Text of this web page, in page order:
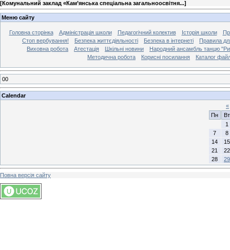
[Комунальний заклад «Кам’янська спеціальна загальноосвітня...]
Меню сайту
Головна сторінка Адміністрація школи Педагогічний колектив Історія школи
Стоп вербування!
Безпека життєдіяльності Безпека в інтернеті
Правила
Виховна робота
Атестація Шкільні новини
Народний ансамбль танцю
Методична робота
Корисні посилання Каталог
00
Calendar
«
Пн
Вт
1
7
8
14
15
21
22
28
29
Повна версія сайту